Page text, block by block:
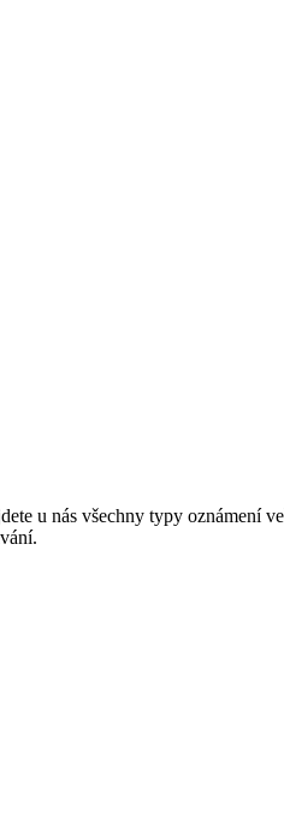
u nás všechny typy oznámení